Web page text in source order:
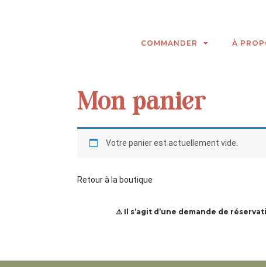
COMMANDER À
Mon panier
Votre panier est actuellement vide.
Retour à la boutique
⚠️Il s’agit d’une demande de